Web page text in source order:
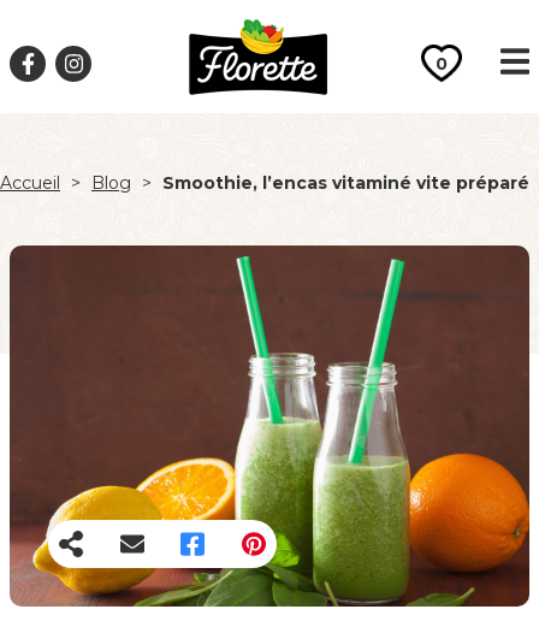
0
Accueil > Blog > Smoothie, l’encas vitaminé vite préparé